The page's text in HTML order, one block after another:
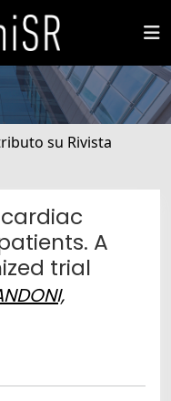
su Rivista
A
trial